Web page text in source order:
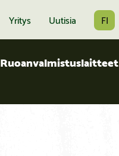
Yritys Uutisia FI
Ruoanvalmistuslaitteet